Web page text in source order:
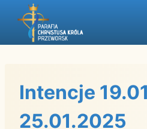
Przejdź
Intencje
25.01.2025